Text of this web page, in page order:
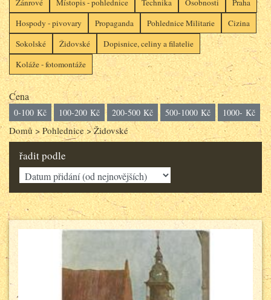
Žánrové Místopis - pohlednice Technika Osobnosti
Praha
Hospody - pivovary
Propaganda Pohlednice Militarie
Cizina
Sokolské
Židovské
Dopisnice, celiny a filatelie
Koláže - fotomontáže
Cena
0-100 Kč 100-200 Kč 200-500 Kč 500-1000 Kč 1000- Kč
Domů> Pohlednice>Židovské
řadit podle